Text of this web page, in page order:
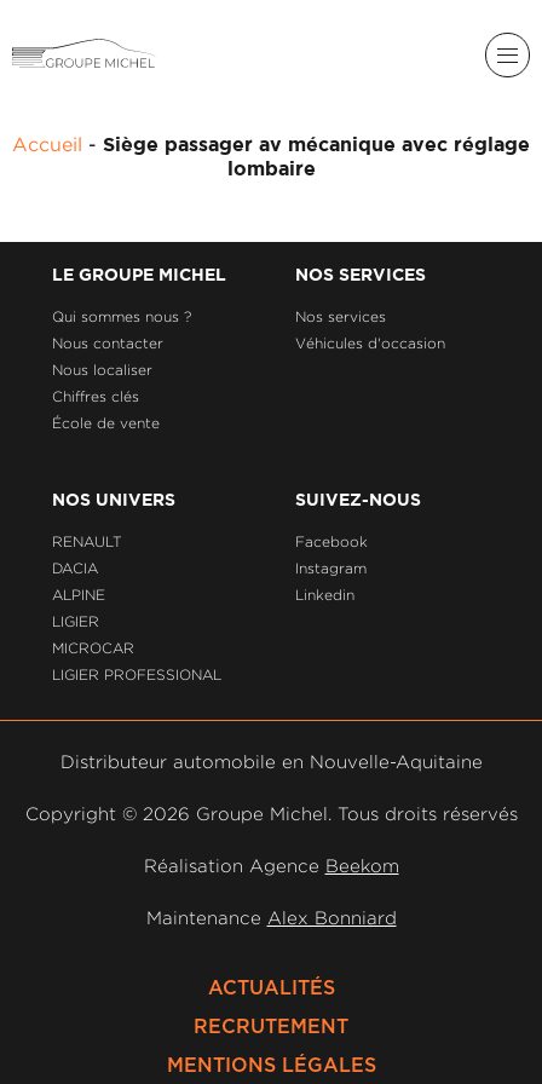
DACIA
LIGIER
PROFESSIONAL
MICHEL
HISTORIQUE
DU
MICHEL
Accueil - Siège passager av mécanique avec réglage
lombaire
LE GROUPE MICHEL
Qui sommes nous ?
Nous contacter
Nous localiser
Chiffres clés
École de vente
NOS SERVICES
Nos services
Véhicules d'occasion
NOS UNIVERS
RENAULT
DACIA
ALPINE
LIGIER
MICROCAR
LIGIER PROFESSIONAL
SUIVEZ-NOUS
Facebook
Instagram
Linkedin
Distributeur automobile en Nouvelle-Aquitaine
Copyright © 2026 Groupe Michel. Tous droits réservés
Réalisation Agence Beekom
Maintenance Alex Bonniard
ACTUALITÉS
RECRUTEMENT
MENTIONS LÉGALES